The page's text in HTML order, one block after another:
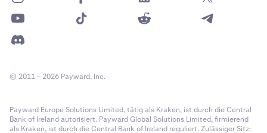
© 2011 – 2026 Payward, Inc.
Payward Europe Solutions Limited, tätig als Kraken, ist durch die Central
Bank of Ireland autorisiert. Payward Global Solutions Limited, firmierend
als Kraken, ist durch die Central Bank of Ireland reguliert. Zulässiger Sitz: